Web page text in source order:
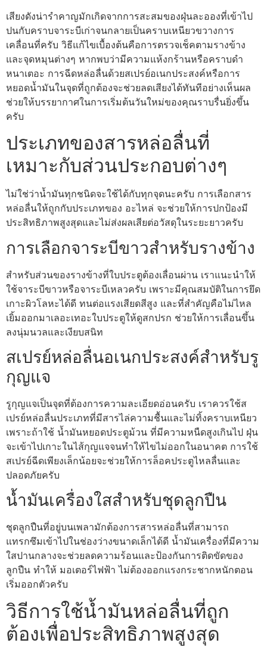
เสียงดังน่ารำคาญมักเกิดจากการสะสมของฝุ่นละอองที่เข้าไป
ปนกับคราบจาระบีเก่าจนกลายเป็นคราบเหนียวขวางการ
เคลื่อนที่ครับ วิธีแก้ไขเบื้องต้นคือการตรวจเช็คตามรางข้าง
และจุดหมุนต่างๆ หากพบว่ามีความแห้งกร้านหรือคราบดำ
หนาเตอะ การฉีดหล่อลื่นด้วยสเปรย์อเนกประสงค์หรือการ
หยอดน้ำมันในจุดที่ถูกต้องจะช่วยลดเสียงได้ทันทีอย่างเห็นผล
ช่วยให้บรรยากาศในการเริ่มต้นวันใหม่ของคุณราบรื่นยิ่งขึ้น
ครับ
ประเภทของสารหล่อลื่นที่
เหมาะกับส่วนประกอบต่างๆ
ไม่ใช่ว่าน้ำมันทุกชนิดจะใช้ได้กับทุกจุดนะครับ การเลือกสาร
หล่อลื่นให้ถูกกับประเภทของ อะไหล่ จะช่วยให้การปกป้องมี
ประสิทธิภาพสูงสุดและไม่ส่งผลเสียต่อวัสดุในระยะยาวครับ
การเลือกจาระบีขาวสำหรับรางข้าง
สำหรับส่วนของรางข้างที่ใบประตูต้องเลื่อนผ่าน เราแนะนำให้
ใช้จาระบีขาวหรือจาระบีเหลวครับ เพราะมีคุณสมบัติในการยึด
เกาะผิวโลหะได้ดี ทนต่อแรงเสียดสีสูง และที่สำคัญคือไม่ไหล
เยิ้มออกมาเลอะเทอะใบประตูให้ดูสกปรก ช่วยให้การเลื่อนขึ้น
ลงนุ่มนวลและเงียบสนิท
สเปรย์หล่อลื่นอเนกประสงค์สำหรับรู
กุญแจ
รูกุญแจเป็นจุดที่ต้องการความละเอียดอ่อนครับ เราควรใช้ส
เปรย์หล่อลื่นประเภทที่มีสารไล่ความชื้นและไม่ทิ้งคราบเหนียว
เพราะถ้าใช้ น้ำมันหยอดประตูม้วน ที่มีความหนืดสูงเกินไป ฝุ่น
จะเข้าไปเกาะในไส้กุญแจจนทำให้ไขไม่ออกในอนาคต การใช้
สเปรย์ฉีดเพียงเล็กน้อยจะช่วยให้การล็อคประตูไหลลื่นและ
ปลอดภัยครับ
น้ำมันเครื่องใสสำหรับชุดลูกปืน
ชุดลูกปืนที่อยู่บนเพลามักต้องการสารหล่อลื่นที่สามารถ
แทรกซึมเข้าไปในช่องว่างขนาดเล็กได้ดี น้ำมันเครื่องที่มีความ
ใสปานกลางจะช่วยลดความร้อนและป้องกันการติดขัดของ
ลูกปืน ทำให้ มอเตอร์ไฟฟ้า ไม่ต้องออกแรงกระชากหนักตอน
เริ่มออกตัวครับ
วิธีการใช้น้ำมันหล่อลื่นที่ถูก
ต้องเพื่อประสิทธิภาพสูงสุด